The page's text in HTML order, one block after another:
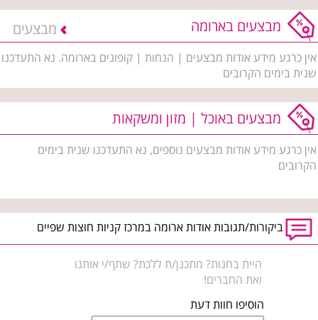
מבצעים בארומה מבצעים
אין כרגע מידע אודות מבצעים | הנחות | קופונים בארומה. נא התעדכנו
שנית בימים הקרובים
מבצעים באוכל | מזון ומשקאות
אין כרגע מידע אודות מבצעים נוספים, נא התעדכנו שנית בימים
הקרובים
ביקורות/תגובות אודות ארומה במרכז קניות חוצות שפיים
היית בחנות? מתכנן/ת ללכת? שתף/י אותנו
ואת החברים!
הוסיפו חוות דעת